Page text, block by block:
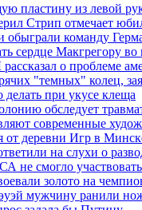
пластину из левой
Стрип отмечает
обыграли команду
сердце Макгрегору
о проблеме
"темных" колец,
при укусе клеща
обследует
современные
от деревни Игр в
на слухи о
не смогло
золото на
мужчину ранили